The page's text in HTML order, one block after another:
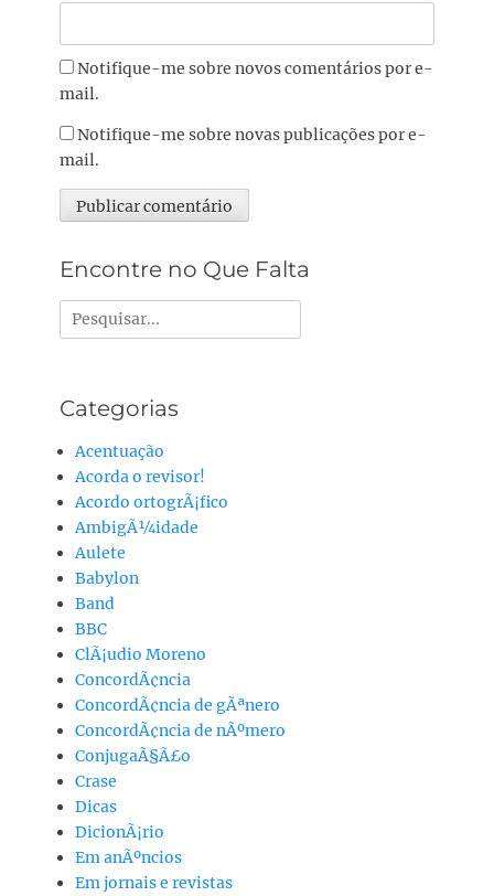
Notifique-me sobre novos comentários por e-
mail.
Notifique-me sobre novas publicações por e-
mail.
Encontre no Que Falta
Pesquisar
por:
Categorias
Acentuação
Acorda o revisor!
Acordo ortogrÃ¡fico
AmbigÃ¼idade
Aulete
Babylon
Band
BBC
ClÃ¡udio Moreno
ConcordÃ¢ncia
ConcordÃ¢ncia de gÃªnero
ConcordÃ¢ncia de nÃºmero
ConjugaÃ§Ã£o
Crase
Dicas
DicionÃ¡rio
Em anÃºncios
Em jornais e revistas